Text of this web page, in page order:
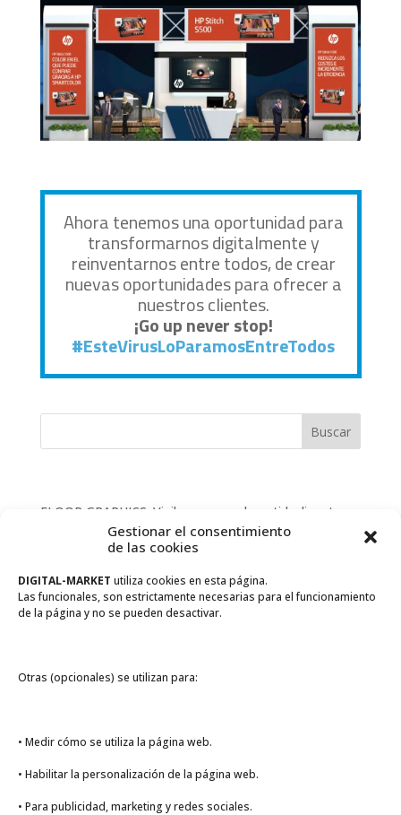
Gestionar el consentimiento
de las cookies
DIGITAL-MARKET utiliza cookies en esta página.
Las funcionales, son estrictamente necesarias para el funcionamiento
de la página y no se pueden desactivar.
Otras (opcionales) se utilizan para:
• Medir cómo se utiliza la página web.
• Habilitar la personalización de la página web.
• Para publicidad, marketing y redes sociales.
Ahora tenemos una oportunidad para
transformarnos digitalmente y
reinventarnos entre todos, de crear
nuevas oportunidades para ofrecer a
nuestros clientes.
¡Go up never stop!
#EsteVirusLoParamosEntreTodos
FLOOR GRAPHICS. Vinilos para suelo antideslizantes
NUEVA GAMA de productos libres de PVC
FERIA VIRTUAL HP GRAN FORMATO IBERIA
Saca todo el potencial
junio 2020
mayo 2020
abril 2020